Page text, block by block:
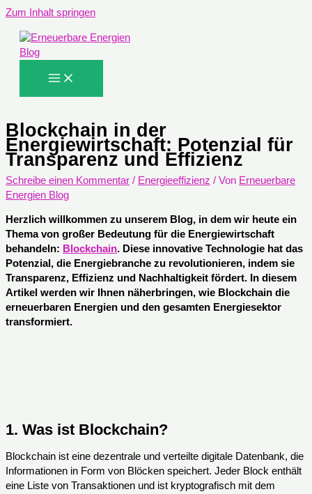
Zum Inhalt springen
Blockchain in der
Energiewirtschaft: Potenzial für
Transparenz und Effizienz
Schreibe einen Kommentar / Energieeffizienz / Von Erneuerbare
Energien Blog
Herzlich willkommen zu unserem Blog, in dem wir heute ein
Thema von großer Bedeutung für die Energiewirtschaft
behandeln: Blockchain. Diese innovative Technologie hat das
Potenzial, die Energiebranche zu revolutionieren, indem sie
Transparenz, Effizienz und Nachhaltigkeit fördert. In diesem
Artikel werden wir Ihnen näherbringen, wie Blockchain die
erneuerbaren Energien und den gesamten Energiesektor
transformiert.
1. Was ist Blockchain?
Blockchain ist eine dezentrale und verteilte digitale Datenbank, die
Informationen in Form von Blöcken speichert. Jeder Block enthält
eine Liste von Transaktionen und ist kryptografisch mit dem